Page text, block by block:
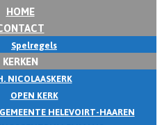
HOME
Spelregels
KERKEN
NICOLAASKERK
OPEN KERK
HELEVOIRT-HAAREN